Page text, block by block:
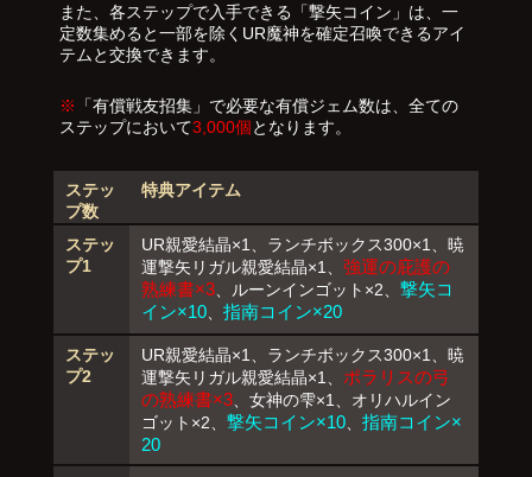
また、各ステップで入手できる「撃矢コイン 」は、一
定数集めると一部を除くUR魔神を確定召喚できるアイ
テムと交換できます。
※
「有償戦友招集」で必要な有償ジェム数は、全ての
ステップにおいて3,000個となります。
ステッ
プ数
特典アイテム
ステッ
プ1
UR親愛結晶×1、ランチボックス300×1、暁
運撃矢リガル親愛結晶×1、 強運の庇護の
熟練書×3、ルーンインゴット×2、 撃矢コ
イン×10、 指南コイン×20
ステッ
プ2
UR親愛結晶×1、ランチボックス300×1、暁
運撃矢リガル親愛結晶×1、 ポラリスの弓
の熟練書×3、女神の雫×1、オリハルイン
ゴット×2、 撃矢コイン×10、 指南コイン×
20